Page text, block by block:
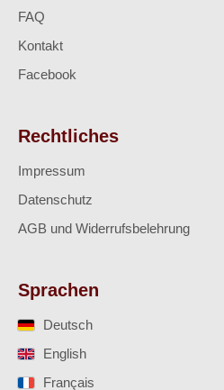
FAQ
Kontakt
Facebook
Rechtliches
Impressum
Datenschutz
AGB und Widerrufsbelehrung
Sprachen
Deutsch
English
Français